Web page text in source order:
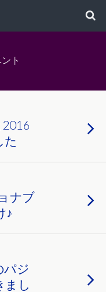
ト
2016
た
ナブ
♪
パジ
まし